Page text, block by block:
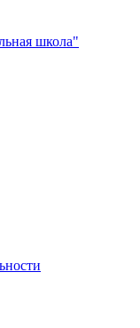
школа"